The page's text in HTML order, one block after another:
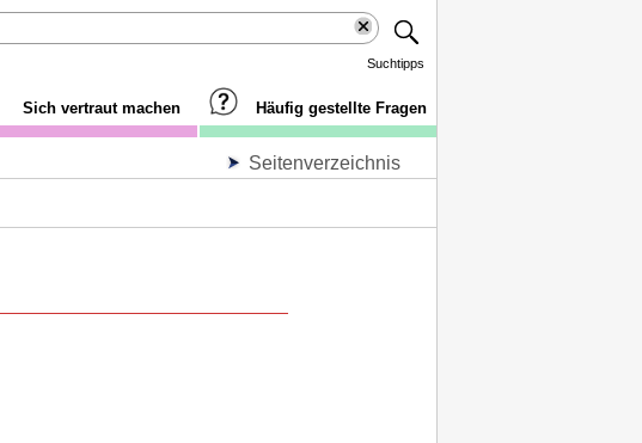
Suchtipps
Sich vertraut machen Häufig gestellte Fragen
Seitenverzeichnis